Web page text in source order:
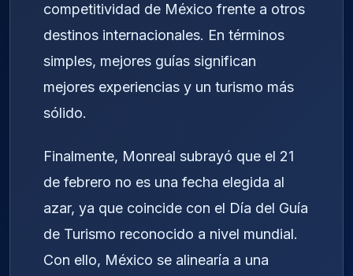
competitividad de México frente a otros
destinos internacionales. En términos
simples, mejores guías significan
mejores experiencias y un turismo más
sólido.
Finalmente, Monreal subrayó que el 21
de febrero no es una fecha elegida al
azar, ya que coincide con el Día del Guía
de Turismo reconocido a nivel mundial.
Con ello, México se alinearía a una